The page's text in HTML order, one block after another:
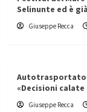
Selinunte ed è
Giuseppe Recca
«Decisioni
Giuseppe Recca